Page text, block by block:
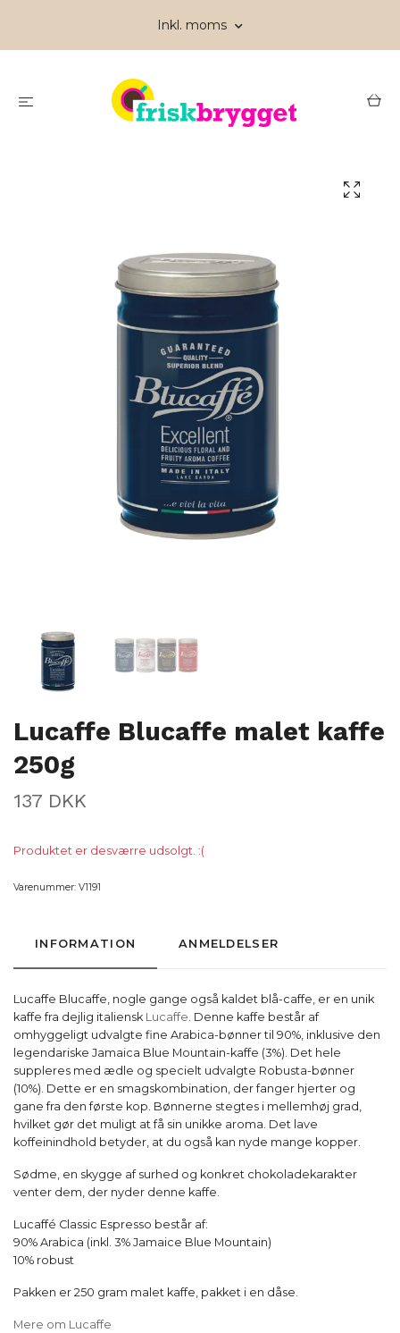
Inkl. moms
Lucaffe Blucaffe malet kaffe
250g
137 DKK
Produktet er desværre udsolgt. :(
Varenummer: V1191
INFORMATION ANMELDELSER
Lucaffe Blucaffe, nogle gange også kaldet blå-caffe, er en unik
kaffe fra dejlig italiensk Lucaffe. Denne kaffe består af
omhyggeligt udvalgte fine Arabica-bønner til 90%, inklusive den
legendariske Jamaica Blue Mountain-kaffe (3%). Det hele
suppleres med ædle og specielt udvalgte Robusta-bønner
(10%). Dette er en smagskombination, der fanger hjerter og
gane fra den første kop. Bønnerne stegtes i mellemhøj grad,
hvilket gør det muligt at få sin unikke aroma. Det lave
koffeinindhold betyder, at du også kan nyde mange kopper.
Sødme, en skygge af surhed og konkret chokoladekarakter
venter dem, der nyder denne kaffe.
Lucaffé Classic Espresso består af:
90% Arabica (inkl. 3% Jamaice Blue Mountain)
10% robust
Pakken er 250 gram malet kaffe, pakket i en dåse.
Mere om Lucaffe